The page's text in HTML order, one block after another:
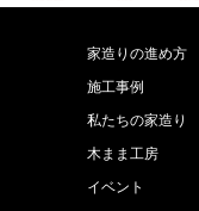
家造りの進め方
施工事例
私たちの家造り
木まま工房
イベント